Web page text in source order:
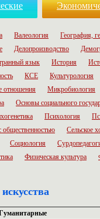
Валеология География,
Делопроизводство
язык История
КСЕ Культурология
отношения Микробиология
Основы социального
Психология
общественностью Сельское
Социология
Физическая культура